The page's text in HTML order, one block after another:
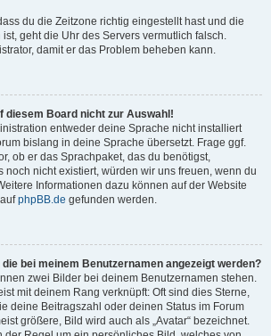
du die Zeitzone richtig eingestellt hast und die
geht die Uhr des Servers vermutlich falsch.
damit er das Problem beheben kann.
diesem Board nicht zur Auswahl!
entweder deine Sprache nicht installiert
bislang in deine Sprache übersetzt. Frage ggf.
ob er das Sprachpaket, das du benötigst,
noch nicht existiert, würden wir uns freuen, wenn du
Informationen dazu können auf der Website
phpBB.de gefunden werden.
bei meinem Benutzernamen angezeigt werden?
zwei Bilder bei deinem Benutzernamen stehen.
mit deinem Rang verknüpft: Oft sind dies Sterne,
deine Beitragszahl oder deinen Status im Forum
größere, Bild wird auch als „Avatar“ bezeichnet.